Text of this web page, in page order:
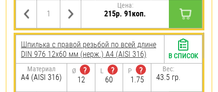
Цена:
215р. 91коп.
Шпилька с правой резьбой по всей длине
DIN 976 12х60 мм (нерж.) A4 (AISI 316)
Материал
A4 (AISI 316)
Ø
?
12
L
?
60
P
?
1.75
Вес:
43.5 гр.
В СПИСОК